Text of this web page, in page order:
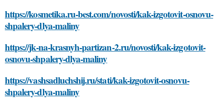
https://kosmetika.ru-best.com/novosti/kak-izgotovit-osnovu-
shpalery-dlya-maliny
https://jk-na-krasnyh-partizan-2.ru/novosti/kak-izgotovit-
osnovu-shpalery-dlya-maliny
https://vashsadluchshij.ru/stati/kak-izgotovit-osnovu-
shpalery-dlya-maliny